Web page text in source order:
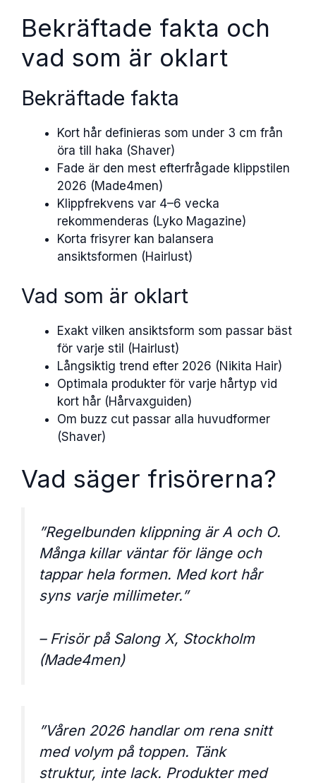
Bekräftade fakta och
vad som är oklart
Bekräftade fakta
Kort hår definieras som under 3 cm från
öra till haka (Shaver)
Fade är den mest efterfrågade klippstilen
2026 (Made4men)
Klippfrekvens var 4–6 vecka
rekommenderas (Lyko Magazine)
Korta frisyrer kan balansera
ansiktsformen (Hairlust)
Vad som är oklart
Exakt vilken ansiktsform som passar bäst
för varje stil (Hairlust)
Långsiktig trend efter 2026 (Nikita Hair)
Optimala produkter för varje hårtyp vid
kort hår (Hårvaxguiden)
Om buzz cut passar alla huvudformer
(Shaver)
Vad säger frisörerna?
”Regelbunden klippning är A och O.
Många killar väntar för länge och
tappar hela formen. Med kort hår
syns varje millimeter.”
– Frisör på Salong X, Stockholm
(Made4men)
”Våren 2026 handlar om rena snitt
med volym på toppen. Tänk
struktur, inte lack. Produkter med